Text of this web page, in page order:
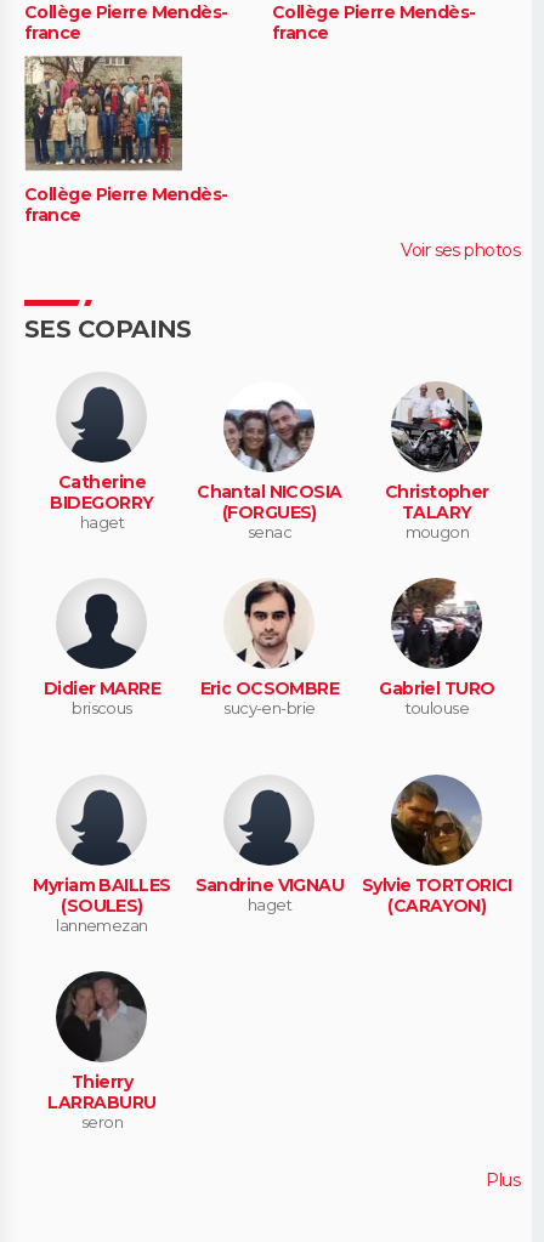
Collège Pierre Mendès-
france
Collège Pierre Mendès-
france
Collège Pierre Mendès-
france
Voir ses photos
SES COPAINS
Catherine
BIDEGORRY
haget
Chantal NICOSIA
(FORGUES)
senac
Christopher
TALARY
mougon
Didier MARRE
briscous
Eric OCSOMBRE
sucy-en-brie
Gabriel TURO
toulouse
Myriam BAILLES
(SOULES)
lannemezan
Sandrine VIGNAU
haget
Sylvie TORTORICI
(CARAYON)
Thierry
LARRABURU
seron
Plus